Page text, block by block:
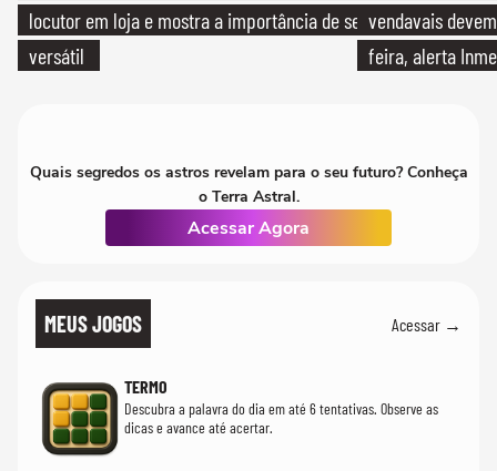
locutor em loja e mostra a importância de ser
versátil
vendavais
feira, alerta
Quais segredos os astros revelam para o seu futuro? Conheça
o Terra Astral.
Acessar Agora
MEUS JOGOS Acessar →
TERMO
Descubra a palavra do dia em até 6 tentativas. Observe as
dicas e avance até acertar.